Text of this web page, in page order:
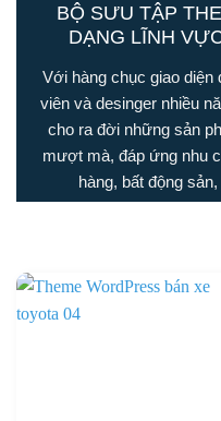
BỘ SƯU TẬP
DẠNG LĨNH
Với hàng chục giao
viên và desinger nhiều
cho ra đời những sản
mượt mà, đáp ứng nhu
hàng, bất động